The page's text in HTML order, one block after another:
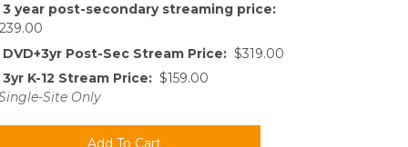
3 year post-secondary streaming price:
DVD+3yr Post-Sec Stream Price: $319.00
3yr K-12 Stream Price: $159.00
Site Only